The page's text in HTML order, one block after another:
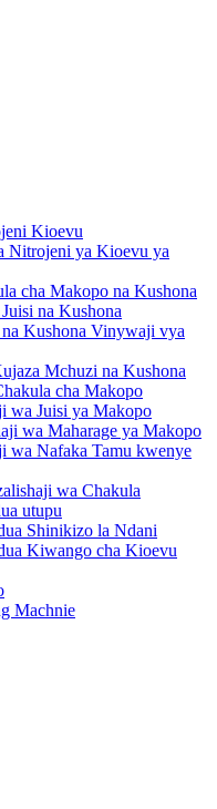
Kioevu
Nitrojeni ya Kioevu ya
cha Makopo na Kushona
na Kushona
Kushona Vinywaji vya
Mchuzi na Kushona
cha Makopo
wa Juisi ya Makopo
wa Maharage ya Makopo
wa Nafaka Tamu kwenye
wa Chakula
utupu
Shinikizo la Ndani
Kiwango cha Kioevu
Machnie